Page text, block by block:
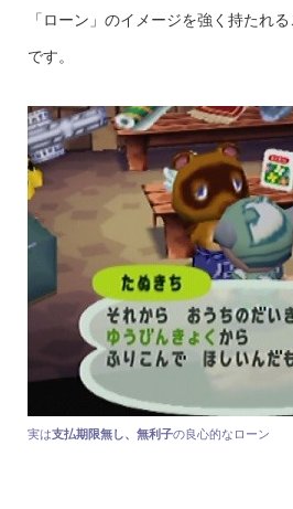
「ローン」のイメージを強く持たれ
です。
実は支払期限無し、無利子の良心的なローン